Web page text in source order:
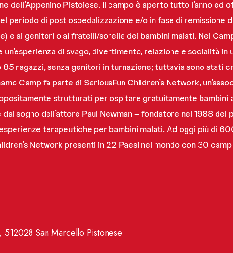
dell’Appenino Pistoiese. Il campo è aperto tutto l’anno ed
periodo di post ospedalizzazione e/o in fase di remissione
e ai genitori o ai fratelli/sorelle dei bambini malati. Nel
di svago, divertimento, relazione e socialità
85 ragazzi, senza genitori in turnazione; tuttavia sono stati
Camp fa parte di SeriousFun Children’s Network,
strutturati per ospitare gratuitamente bambini
sogno dell’attore Paul Newman – fondatore nel 1988
terapeutiche per bambini malati. Ad oggi più di
Network presenti in 22 Paesi nel mondo con 30
San Marcello Pistonese